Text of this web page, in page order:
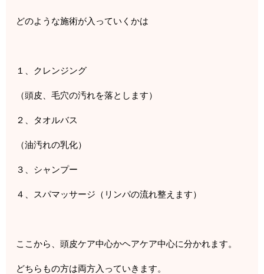
どのような施術が入っていくかは
１、クレンジング
（頭皮、毛穴の汚れを落とします）
２、タオルバス
（油汚れの乳化）
３、シャンプー
４、スパマッサージ（リンパの流れ整えます）
ここから、頭皮ケア中心かヘアケア中心に分かれます。
どちらもの方は両方入っていきます。